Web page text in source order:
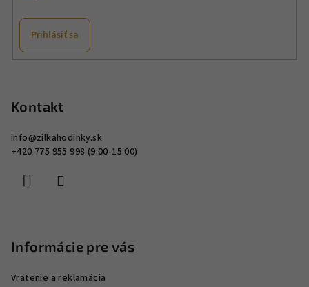
y
Prihlásiť sa
Kontakt
info@zilkahodinky.sk
+420 775 955 998 (9:00-15:00)
Informácie pre vás
Vrátenie a reklamácia